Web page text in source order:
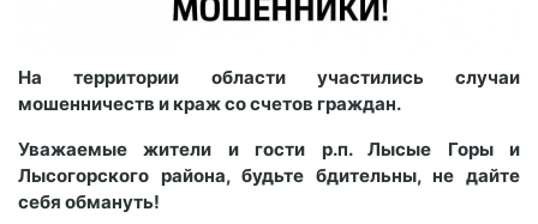
На территории области участились случаи
мошенничеств и краж со счетов граждан.
Уважаемые жители и гости р.п. Лысые Горы и
Лысогорского района, будьте бдительны, не дайте
себя обмануть!